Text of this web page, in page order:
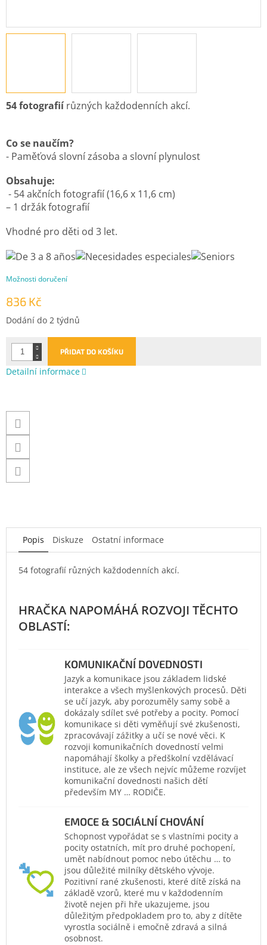
836 Kč
Měrná
Dodání do 2 týdnů
Možnosti doručení
PŘIDAT DO KOŠÍKU
54 fotografiírůzných každodenních akcí.
Co se naučím?
- Paměťová slovní zásoba a slovní plynulost
Obsahuje:
- 54 akčních fotografií (16,6 x 11,6 cm)
– 1 držák fotografií
Vhodné pro děti od 3 let.
Detailní informace
Popis Diskuze Ostatní informace
54 fotografií různých každodenních akcí.
KOMUNIKAČNÍ DOVEDNOSTI
Jazyk a komunikace jsou základem lidské
interakce a všech myšlenkových procesů. Děti
se učí jazyk, aby porozuměly samy sobě a
dokázaly sdílet své potřeby a pocity. Pomocí
komunikace si děti vyměňují své zkušenosti,
zpracovávají zážitky a učí se nové věci. K
rozvoji komunikačních dovedností velmi
napomáhají školky a předškolní vzdělávací
instituce, ale ze všech nejvíc můžeme rozvíjet
komunikační dovednosti našich dětí
především MY … RODIČE.
EMOCE & SOCIÁLNÍ CHOVÁNÍ
Schopnost vypořádat se s vlastními pocity a
pocity ostatních, mít pro druhé pochopení,
umět nabídnout pomoc nebo útěchu … to
jsou důležité milníky dětského vývoje.
Pozitivní rané zkušenosti, které dítě získá na
základě vzorů, které mu v každodenním
životě nejen při hře ukazujeme, jsou
důležitým předpokladem pro to, aby z dítěte
vyrostla sociálně i emočně zdravá a silná
osobnost.